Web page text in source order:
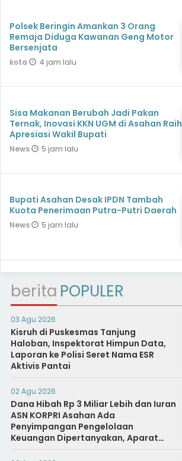
Polsek Beringin Amankan 3 Orang
Remaja Diduga Kawanan Geng Motor
Bersenjata
kota 4 jam lalu
Sisa Makanan Berubah Jadi Pakan
Ternak, Inovasi KKN UGM di Asahan Raih
Apresiasi Wakil Bupati
News 5 jam lalu
Bupati Asahan Desak IPDN Tambah
Kuota Penerimaan Putra-Putri Daerah
News 5 jam lalu
berita POPULER
03 Agu 2026
Kisruh di Puskesmas Tanjung
Haloban, Inspektorat Himpun Data,
Laporan ke Polisi Seret Nama ESR
Aktivis Pantai
02 Agu 2026
Dana Hibah Rp 3 Miliar Lebih dan Iuran
ASN KORPRI Asahan Ada
Penyimpangan Pengelolaan
Keuangan Dipertanyakan, Aparat
Diminta Segera Usut